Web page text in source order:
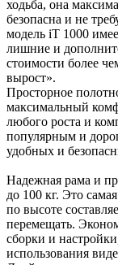
ходьба, она
безопасна и не
модель iT 1000
лишние и
стоимости более
вырост».
Просторное
максимальный
любого роста и
популярным и
удобных и
Надежная рама и
до 100 кг. Это
по высоте
перемещать.
сборки и
использования